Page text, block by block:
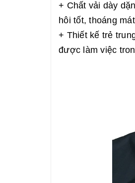
+ Chất vải dày
hôi tốt, thoáng
+ Thiết kế trẻ
được làm việc